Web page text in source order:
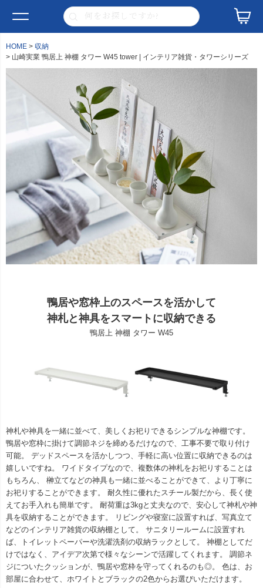
HOME
収納
山崎実業 鴨居上 神棚 タワー W45 tower | インテリア雑貨・タワーシリーズ
鴨居や窓枠上のスペースを活かして
神札と神具をスマートに収納できる
鴨居上 神棚 タワー W45
神札や神具を一緒に並べて、美しくお祀りできるシンプルな神棚です。
鴨居や窓枠に掛けて調節ネジを締めるだけなので、工事不要で取り付け
可能。 デッドスペースを活かしつつ、手軽に高い位置に収納できるのは
嬉しいですね。 ワイドタイプなので、複数体の神札をお祀りすることは
もちろん、 榊立てなどの神具も一緒に並べることができて、より丁寧に
お祀りすることができます。 耐久性に優れたスチール製だから、長く使
えてお手入れも簡単です。 耐荷重は3kgと丈夫なので、安心して神札や神
具を収納することができます。 リビングや寝室に設置すれば、写真立て
などのインテリア雑貨の収納棚として。 サニタリールームに設置すれ
ば、トイレットペーパーや洗濯洗剤の収納ラックとして。 神棚としてだ
けではなく、アイデア次第で様々なシーンで活躍してくれます。 調節ネ
ジについたクッションが、鴨居や窓枠を守ってくれるのも◎。 色は、お
部屋に合わせて、ホワイトとブラックの2色からお選びいただけます。